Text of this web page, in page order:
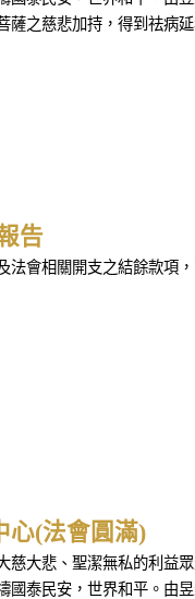
之慈悲加持，得到祛病
告
會相關開支之結餘款項
心(法會圓滿)
大悲、聖潔無私的利益
泰民安，世界和平。由